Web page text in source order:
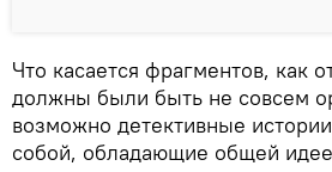
Что касается фрагментов, как
должны были быть не совсем
возможно детективные
собой, обладающие общей